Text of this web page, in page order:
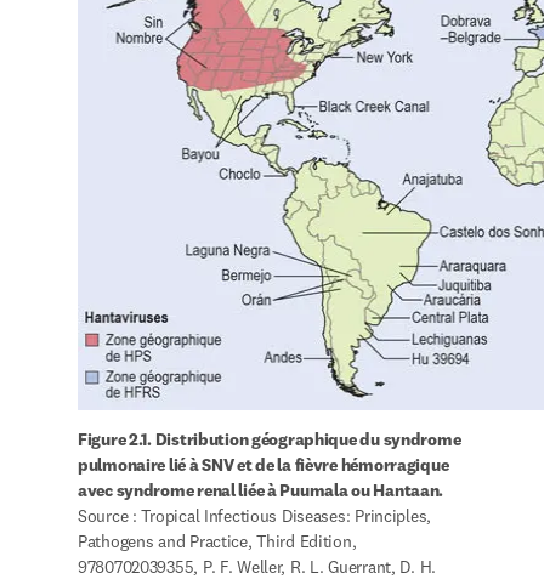
Figure 2.1. Distribution géographique du syndrome
pulmonaire lié à SNV et de la fièvre hémorragique
avec syndrome renal liée à Puumala ou Hantaan.
Source : Tropical Infectious Diseases: Principles,
Pathogens and Practice, Third Edition,
9780702039355, P. F. Weller, R. L. Guerrant, D. H.